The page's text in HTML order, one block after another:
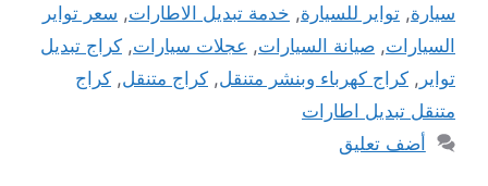
سيارة, تواير للسيارة, خدمة تبديل الاطارات, سعر تواير
السيارات, صيانة السيارات, عجلات سيارات, كراج تبديل
تواير , كراج كهرباء وبنشر متنقل, كراج متنقل, كراج
متنقل تبديل اطارات
أضف تعليق